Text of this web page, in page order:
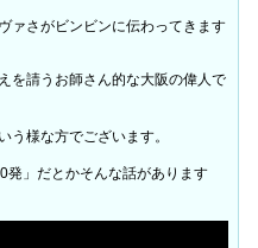
さがビンビンに伝わってきます
を請うお師さん的な大阪の偉人で
様な方でございます。
発」だとかそんな話があります